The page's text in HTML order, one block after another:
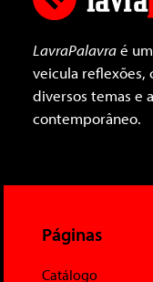
LavraPalavraé
veicula reflexões,
diversos temas e
contemporâneo.
Páginas
Catálogo